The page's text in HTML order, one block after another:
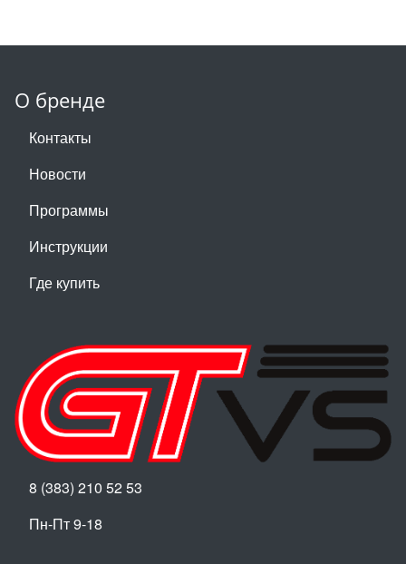
О бренде
Контакты
Новости
Программы
Инструкции
Где купить
8 (383) 210 52 53
Пн-Пт 9-18